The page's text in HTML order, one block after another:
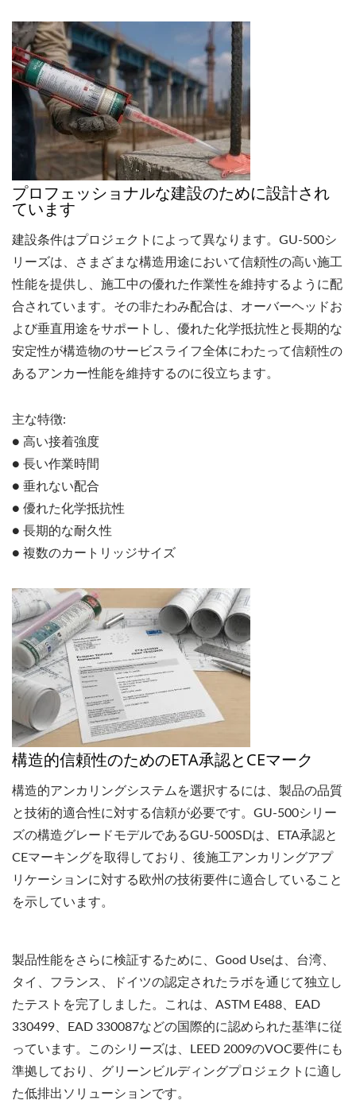
プロフェッショナルな建設のために設計され
ています
建設条件はプロジェクトによって異なります。GU-500シ
リーズは、さまざまな構造用途において信頼性の高い施工
性能を提供し、施工中の優れた作業性を維持するように配
合されています。その非たわみ配合は、オーバーヘッドお
よび垂直用途をサポートし、優れた化学抵抗性と長期的な
安定性が構造物のサービスライフ全体にわたって信頼性の
あるアンカー性能を維持するのに役立ちます。
主な特徴:
● 高い接着強度
● 長い作業時間
● 垂れない配合
● 優れた化学抵抗性
● 長期的な耐久性
● 複数のカートリッジサイズ
構造的信頼性のためのETA承認とCEマーク
構造的アンカリングシステムを選択するには、製品の品質
と技術的適合性に対する信頼が必要です。GU-500シリー
ズの構造グレードモデルであるGU-500SDは、ETA承認と
CEマーキングを取得しており、後施工アンカリングアプ
リケーションに対する欧州の技術要件に適合していること
を示しています。
製品性能をさらに検証するために、Good Useは、台湾、
タイ、フランス、ドイツの認定されたラボを通じて独立し
たテストを完了しました。これは、ASTM E488、EAD
330499、EAD 330087などの国際的に認められた基準に従
っています。このシリーズは、LEED 2009のVOC要件にも
準拠しており、グリーンビルディングプロジェクトに適し
た低排出ソリューションです。